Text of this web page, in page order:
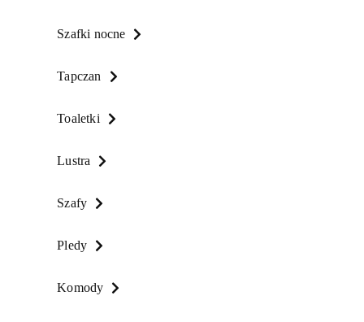
Szafki nocne
Tapczan
Toaletki
Lustra
Szafy
Pledy
Komody